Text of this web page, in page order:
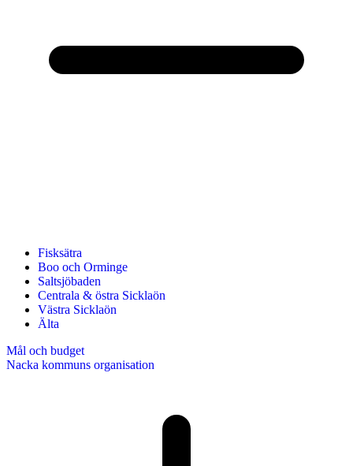
Fisksätra
Boo och Orminge
Saltsjöbaden
Centrala & östra Sicklaön
Västra Sicklaön
Älta
Mål och budget
Nacka kommuns organisation